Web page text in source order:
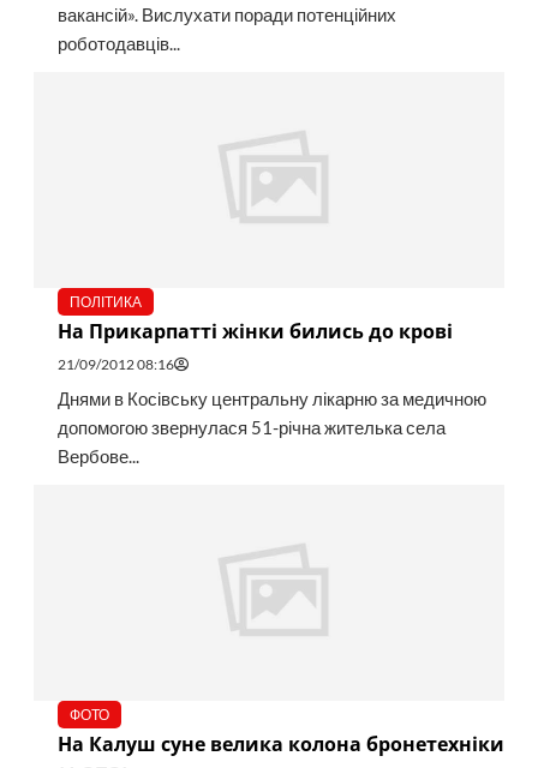
вакансій». Вислухати поради потенційних
роботодавців...
ПОЛІТИКА
На Прикарпатті жінки бились до крові
21/09/2012 08:16
Днями в Косівську центральну лікарню за медичною
допомогою звернулася 51-річна жителька села
Вербове...
ФОТО
На Калуш суне велика колона бронетехніки